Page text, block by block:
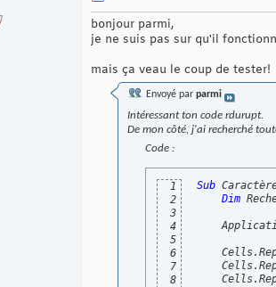
25
26
27
29
31
33
34
    Cells.Replace
    Cells.Replace
    Cells.Replace
    Cells.Replace
    Cells.Replace
    Cells.Replace
    Cells.Replace
    Cells.Replace
If Not
        MsgBox
"Il
If
Recherche
bonjour parmi,
je ne suis pas sur qu'il
mais ça veau le coup de tester!
Envoyé par parmi
Intéressant ton code rdurupt.
De mon côté, j'ai recherché
Code :
1
2
3
4
5
6
7
8
Sub
Dim